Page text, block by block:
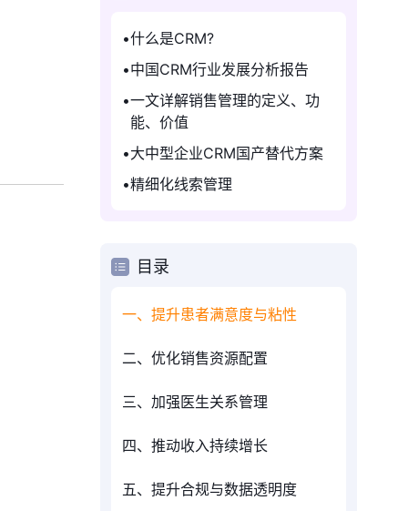
什么是CRM?
中国CRM行业发展分析报告
一文详解销售管理的定义、功
能、价值
大中型企业CRM国产替代方案
精细化线索管理
目录
一、提升患者满意度与粘性
二、优化销售资源配置
三、加强医生关系管理
四、推动收入持续增长
五、提升合规与数据透明度